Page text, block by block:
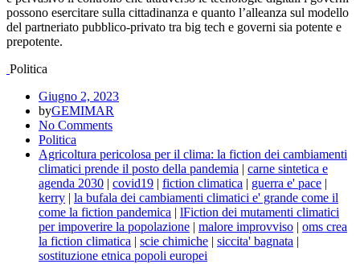
possono esercitare sulla cittadinanza e quanto l’alleanza sul modello
del partneriato pubblico-privato tra big tech e governi sia potente e
prepotente.
Politica
Giugno 2, 2023
byGEMIMAR
No Comments
Politica
Agricoltura pericolosa per il clima: la fiction dei cambiamenti
climatici prende il posto della pandemia | carne sintetica e
agenda 2030 | covid19 | fiction climatica | guerra e' pace |
kerry | la bufala dei cambiamenti climatici e' grande come il
come la fiction pandemica | lFiction dei mutamenti climatici
per impoverire la popolazione | malore improvviso | oms crea
la fiction climatica | scie chimiche | siccita' bagnata |
sostituzione etnica popoli europei